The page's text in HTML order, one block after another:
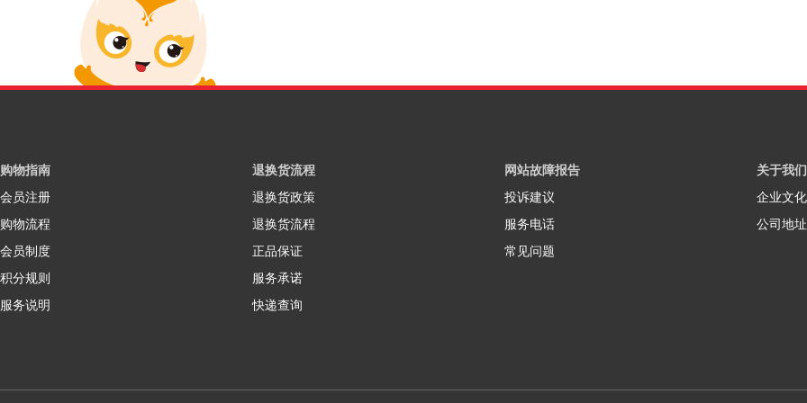
购物指南
会员注册
购物流程
会员制度
积分规则
服务说明
退换货流程
退换货政策
退换货流程
正品保证
服务承诺
快递查询
网站故障报告
投诉建议
服务电话
常见问题
关于我们
企业文化
公司地址